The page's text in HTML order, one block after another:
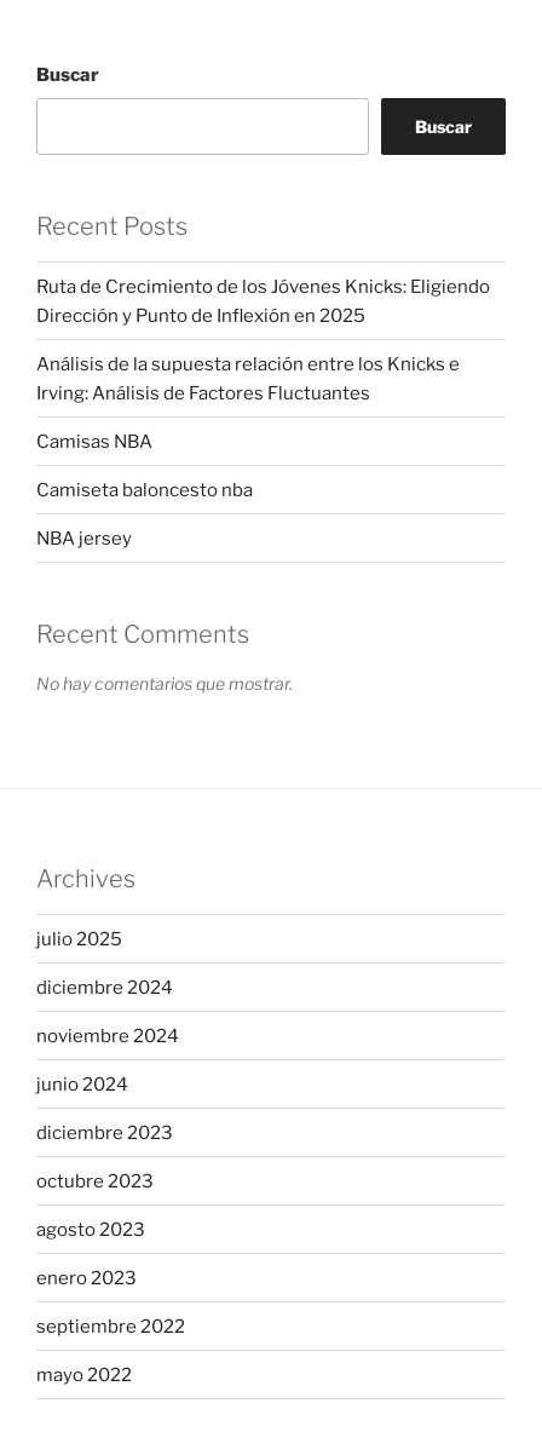
Buscar
Buscar
Recent Posts
Ruta de Crecimiento de los Jóvenes Knicks: Eligiendo
Dirección y Punto de Inflexión en 2025
Análisis de la supuesta relación entre los Knicks e
Irving: Análisis de Factores Fluctuantes
Camisas NBA
Camiseta baloncesto nba
NBA jersey
Recent Comments
No hay comentarios que mostrar.
Archives
julio 2025
diciembre 2024
noviembre 2024
junio 2024
diciembre 2023
octubre 2023
agosto 2023
enero 2023
septiembre 2022
mayo 2022